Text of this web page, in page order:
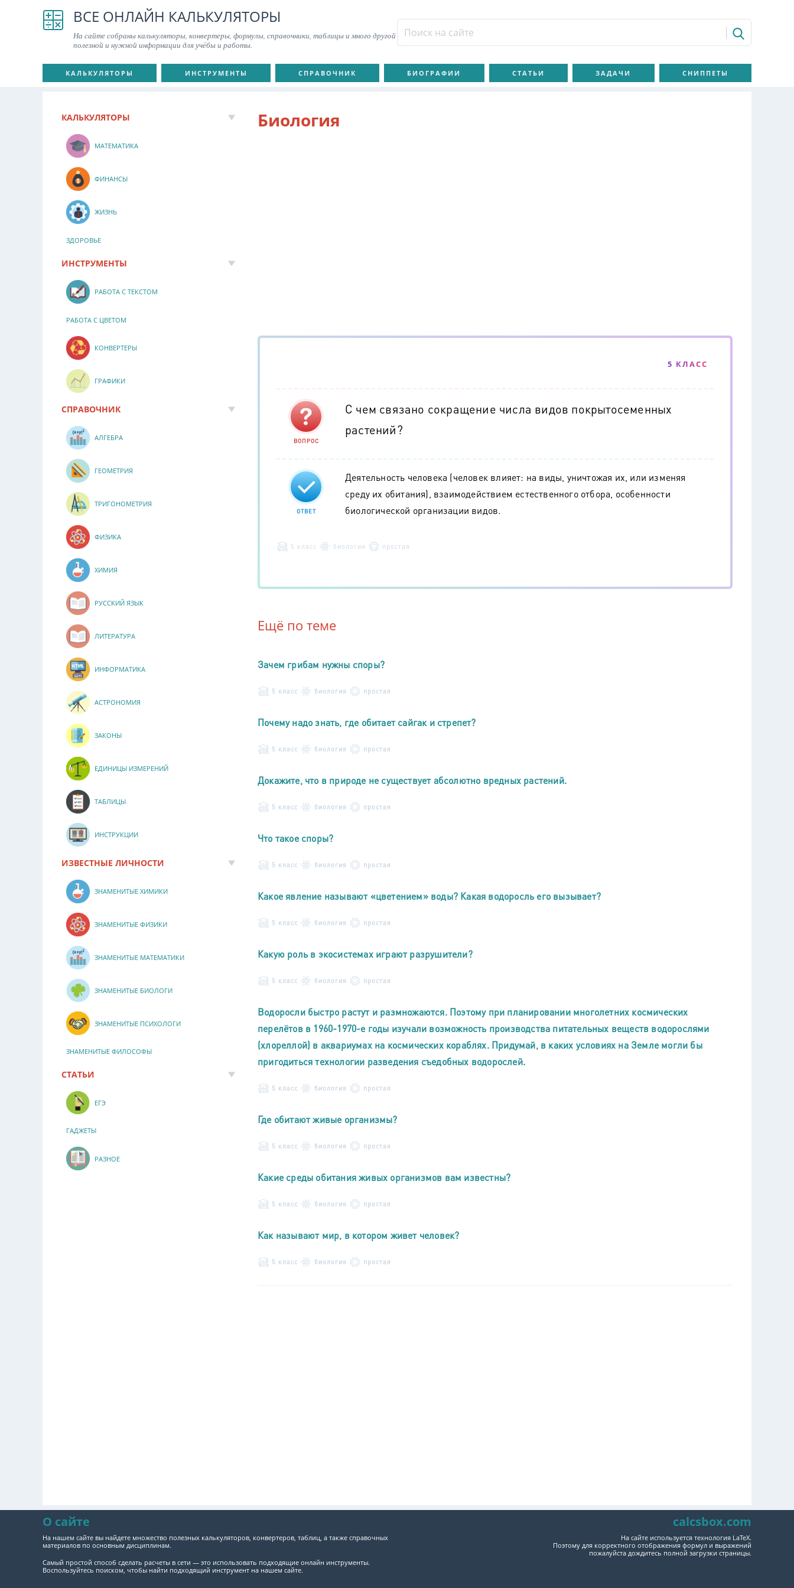
ВСЕ ОНЛАЙН КАЛЬКУЛЯТОРЫ
На сайте собраны калькуляторы, конвертеры, формулы, справочники, таблицы и много другой
полезной и нужной информации для учёбы и работы.
КАЛЬКУЛЯТОРЫ ИНСТРУМЕНТЫ СПРАВОЧНИК БИОГРАФИИ СТАТЬИ ЗАДАЧИ СНИППЕТЫ
Биология
5 КЛАСС
ВОПРОС
С чем связано сокращение числа видов покрытосеменных
растений?
ОТВЕТ
Деятельность человека (человек влияет: на виды, уничтожая их, или изменяя
среду их обитания), взаимодействием естественного отбора, особенности
биологической организации видов.
5 класс биология простая
Ещё по теме
Зачем грибам нужны споры?
5 класс биология простая
Почему надо знать, где обитает сайгак и стрепет?
5 класс биология простая
Докажите, что в природе не существует абсолютно вредных растений.
5 класс биология простая
Что такое споры?
5 класс биология простая
Какое явление называют «цветением» воды? Какая водоросль его вызывает?
5 класс биология простая
Какую роль в экосистемах играют разрушители?
5 класс биология простая
Водоросли быстро растут и размножаются. Поэтому при планировании многолетних космических
перелётов в 1960-1970-е годы изучали возможность производства питательных веществ водорослями
(хлореллой) в аквариумах на космических кораблях. Придумай, в каких условиях на Земле могли бы
пригодиться технологии разведения съедобных водорослей.
5 класс биология простая
Где обитают живые организмы?
5 класс биология простая
Какие среды обитания живых организмов вам известны?
5 класс биология простая
Как называют мир, в котором живет человек?
5 класс биология простая
КАЛЬКУЛЯТОРЫ
МАТЕМАТИКА
ФИНАНСЫ
ЖИЗНЬ
ЗДОРОВЬЕ
ИНСТРУМЕНТЫ
РАБОТА С ТЕКСТОМ
РАБОТА С ЦВЕТОМ
КОНВЕРТЕРЫ
ГРАФИКИ
СПРАВОЧНИК
АЛГЕБРА
ГЕОМЕТРИЯ
ТРИГОНОМЕТРИЯ
ФИЗИКА
ХИМИЯ
РУССКИЙ ЯЗЫК
ЛИТЕРАТУРА
ИНФОРМАТИКА
АСТРОНОМИЯ
ЗАКОНЫ
ЕДИНИЦЫ ИЗМЕРЕНИЙ
ТАБЛИЦЫ
ИНСТРУКЦИИ
ИЗВЕСТНЫЕ ЛИЧНОСТИ
ЗНАМЕНИТЫЕ ХИМИКИ
ЗНАМЕНИТЫЕ ФИЗИКИ
ЗНАМЕНИТЫЕ МАТЕМАТИКИ
ЗНАМЕНИТЫЕ БИОЛОГИ
ЗНАМЕНИТЫЕ ПСИХОЛОГИ
ЗНАМЕНИТЫЕ ФИЛОСОФЫ
СТАТЬИ
ЕГЭ
ГАДЖЕТЫ
РАЗНОЕ
О сайте
На нашем сайте вы найдете множество полезных калькуляторов, конвертеров, таблиц, а также справочных
материалов по основным дисциплинам.
Самый простой способ сделать расчеты в сети — это использовать подходящие онлайн инструменты.
Воспользуйтесь поиском, чтобы найти подходящий инструмент на нашем сайте.
calcsbox.com
На сайте используется технология LaTeX.
Поэтому для корректного отображения формул и выражений
пожалуйста дождитесь полной загрузки страницы.